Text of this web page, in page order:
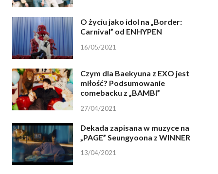
O życiu jako idol na „Border:
Carnival” od ENHYPEN
16/05/2021
Czym dla Baekyuna z EXO jest
miłość? Podsumowanie
comebacku z „BAMBI”
27/04/2021
Dekada zapisana w muzyce na
„PAGE” Seungyoona z WINNER
13/04/2021